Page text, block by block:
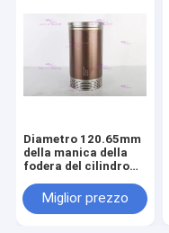
Diametro 120.65mm
della manica della
fodera del cilindro
di CATERPILLARR
3306
Miglior prezzo